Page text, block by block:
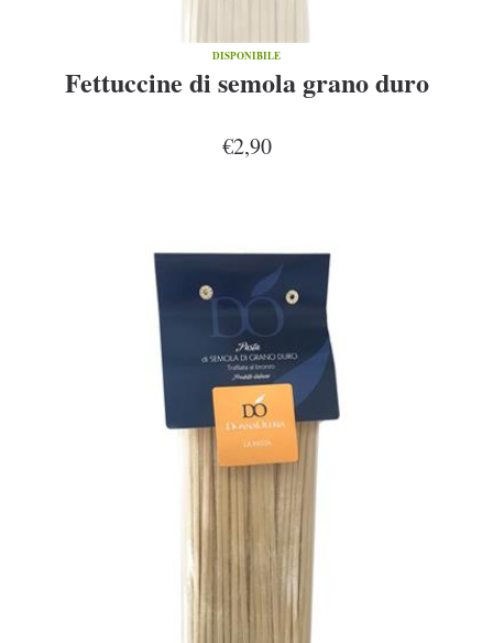
DISPONIBILE
Fettuccine di semola grano duro
€2,90